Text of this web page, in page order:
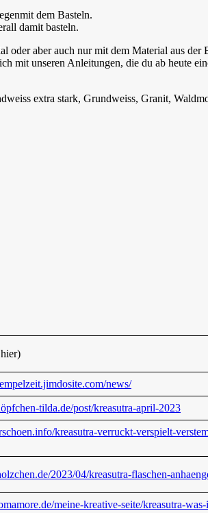
dem Basteln.
damit basteln.
aber auch nur mit dem Material aus der
mit unseren Anleitungen, die du ab heute
extra stark, Grundweiss, Granit,
news/
tilda.de/post/kreasutra-april-2023
kreasutra-verruckt-verspielt-
2023/04/kreasutra-flaschen-
meine-kreative-seite/kreasutra-